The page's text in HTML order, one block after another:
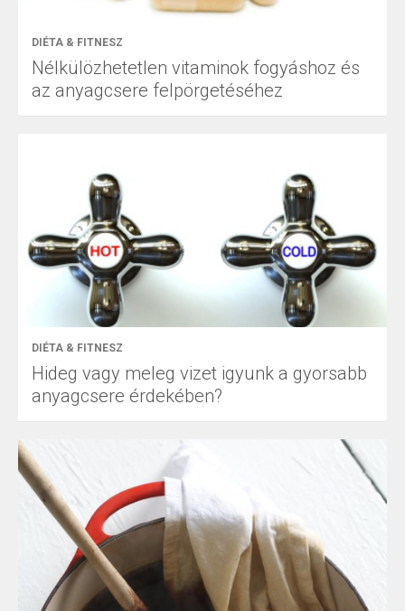
DIÉTA & FITNESZ
Nélkülözhetetlen vitaminok fogyáshoz és
az anyagcsere felpörgetéséhez
DIÉTA & FITNESZ
Hideg vagy meleg vizet igyunk a gyorsabb
anyagcsere érdekében?